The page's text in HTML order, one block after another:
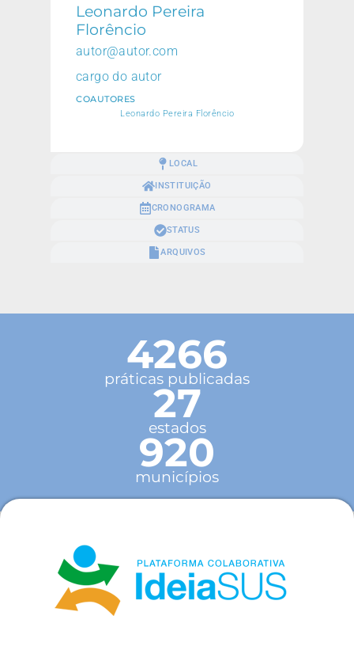
LOCAL
INSTITUIÇÃO
CRONOGRAMA
STATUS
ARQUIVOS
Leonardo Pereira
Florêncio
autor@autor.com
cargo do autor
COAUTORES
Leonardo Pereira Florêncio
4266
práticas publicadas
27
estados
920
municípios